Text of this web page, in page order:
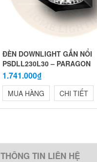
ĐÈN DOWNLIGHT GẮN NỔI
PSDLL230L30 – PARAGON
1.741.000₫
MUA HÀNG CHI TIẾT
THÔNG TIN LIÊN HỆ